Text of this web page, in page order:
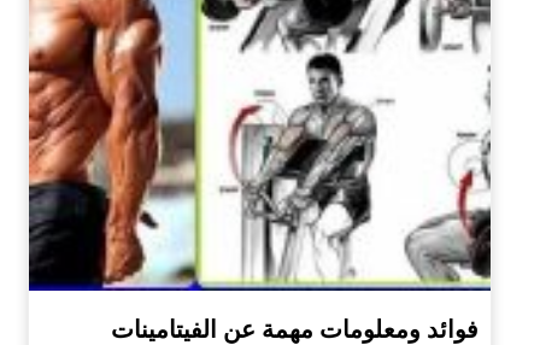
فوائد ومعلومات مهمة عن الفيتامينات